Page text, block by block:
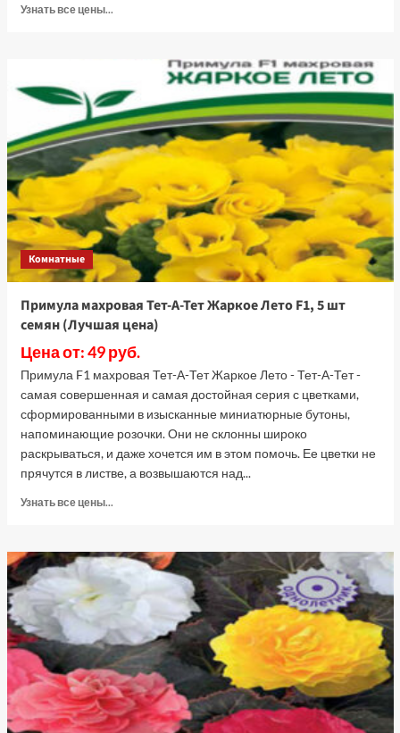
Узнать все цены...
клубневая
Кинг
Сайз
F1
коралловая,
5
семян
(Лучшая
цена)
Комнатные
Примула махровая Тет-А-Тет Жаркое Лето F1, 5 шт
семян (Лучшая цена)
Цена от: 49 руб.
Примула F1 махровая Тет-А-Тет Жаркое Лето - Тет-А-Тет -
самая совершенная и самая достойная серия с цветками,
сформированными в изысканные миниатюрные бутоны,
напоминающие розочки. Они не склонны широко
раскрываться, и даже хочется им в этом помочь. Ее цветки не
прячутся в листве, а возвышаются над...
Узнать все цены...
Примула
махровая
Тет-
Жаркое
Лето
F1,
5
шт
семян